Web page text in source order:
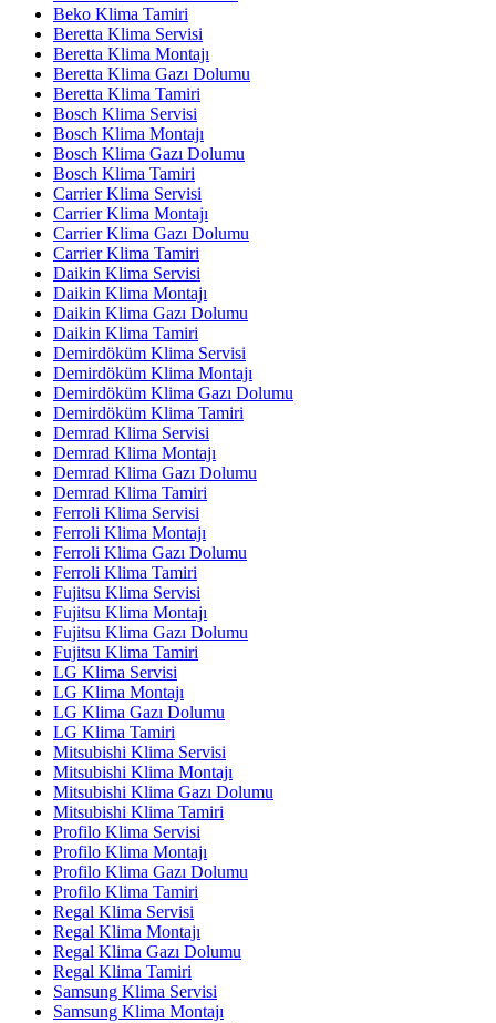
Beko Klima Tamiri
Beretta Klima Servisi
Beretta Klima Montajı
Beretta Klima Gazı Dolumu
Beretta Klima Tamiri
Bosch Klima Servisi
Bosch Klima Montajı
Bosch Klima Gazı Dolumu
Bosch Klima Tamiri
Carrier Klima Servisi
Carrier Klima Montajı
Carrier Klima Gazı Dolumu
Carrier Klima Tamiri
Daikin Klima Servisi
Daikin Klima Montajı
Daikin Klima Gazı Dolumu
Daikin Klima Tamiri
Demirdöküm Klima Servisi
Demirdöküm Klima Montajı
Demirdöküm Klima Gazı Dolumu
Demirdöküm Klima Tamiri
Demrad Klima Servisi
Demrad Klima Montajı
Demrad Klima Gazı Dolumu
Demrad Klima Tamiri
Ferroli Klima Servisi
Ferroli Klima Montajı
Ferroli Klima Gazı Dolumu
Ferroli Klima Tamiri
Fujitsu Klima Servisi
Fujitsu Klima Montajı
Fujitsu Klima Gazı Dolumu
Fujitsu Klima Tamiri
LG Klima Servisi
LG Klima Montajı
LG Klima Gazı Dolumu
LG Klima Tamiri
Mitsubishi Klima Servisi
Mitsubishi Klima Montajı
Mitsubishi Klima Gazı Dolumu
Mitsubishi Klima Tamiri
Profilo Klima Servisi
Profilo Klima Montajı
Profilo Klima Gazı Dolumu
Profilo Klima Tamiri
Regal Klima Servisi
Regal Klima Montajı
Regal Klima Gazı Dolumu
Regal Klima Tamiri
Samsung Klima Servisi
Samsung Klima Montajı